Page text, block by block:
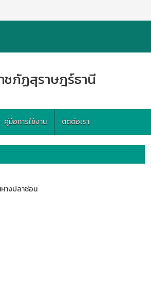
ชภัฏสุราษฎร์ธานี
คู่มือการใช้งาน ติตต่อเรา
างปลาช่อน